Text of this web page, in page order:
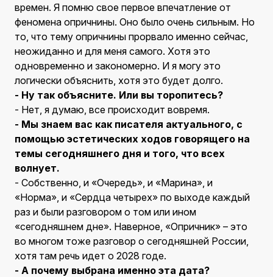
времен. Я помню свое первое впечатление от
феномена опричнины. Оно было очень сильным. Но
то, что тему опричнины прорвало именно сейчас,
неожиданно и для меня самого. Хотя это
одновременно и закономерно. И я могу это
логически объяснить, хотя это будет долго.
- Ну так объясните. Или вы торопитесь?
- Нет, я думаю, все происходит вовремя.
- Мы знаем вас как писателя актуального, с
помощью эстетических ходов говорящего на
темы сегодняшнего дня и того, что всех
волнует.
- Собственно, и «Очередь», и «Марина», и
«Норма», и «Сердца четырех» по выходе каждый
раз и были разговором о том или ином
«сегодняшнем дне». Наверное, «Опричник» – это
во многом тоже разговор о сегодняшней России,
хотя там речь идет о 2028 годе.
- А почему выбрана именно эта дата?